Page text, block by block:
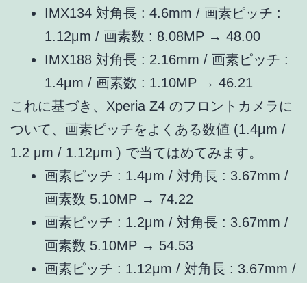
IMX134 対角長 : 4.6mm / 画素ピッチ :
1.12μm / 画素数 : 8.08MP → 48.00
IMX188 対角長 : 2.16mm / 画素ピッチ :
1.4μm / 画素数 : 1.10MP → 46.21
これに基づき、Xperia Z4 のフロントカメラに
ついて、画素ピッチをよくある数値 (1.4μm /
1.2 μm / 1.12μm ) で当てはめてみます。
画素ピッチ : 1.4μm / 対角長 : 3.67mm /
画素数 5.10MP → 74.22
画素ピッチ : 1.2μm / 対角長 : 3.67mm /
画素数 5.10MP → 54.53
画素ピッチ : 1.12μm / 対角長 : 3.67mm /